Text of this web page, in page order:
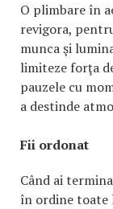
O plimbare în
revigora,
munca şi
limiteze forţa
pauzele cu
a destinde
Fii ordonat
Când ai
în ordine toate